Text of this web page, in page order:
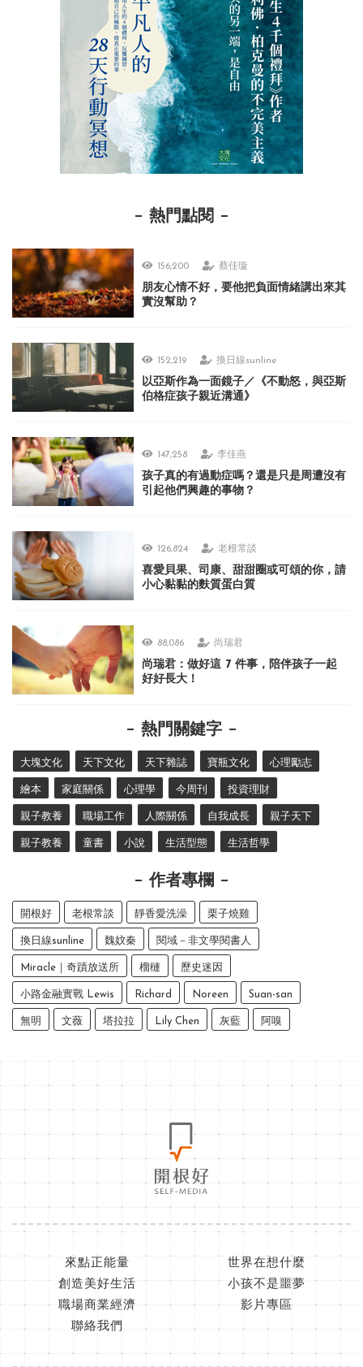
熱門點閱
156,200 蔡佳璇
朋友心情不好，要他把負面情緒講出來其
實沒幫助？
152,219 換日線sunline
以亞斯作為一面鏡子／《不動怒，與亞斯
伯格症孩子親近溝通》
147,258 李佳燕
孩子真的有過動症嗎？還是只是周遭沒有
引起他們興趣的事物？
126,824 老根常談
喜愛貝果、司康、甜甜圈或可頌的你，請
小心黏黏的麩質蛋白質
88,086 尚瑞君
尚瑞君：做好這 7 件事，陪伴孩子一起
好好長大！
熱門關鍵字
大塊文化 天下文化 天下雜誌 寶瓶文化 心理勵志
繪本 家庭關係 心理學 今周刊 投資理財
親子教養 職場工作 人際關係 自我成長 親子天下
親子教養 童書 小說 生活型態 生活哲學
作者專欄
開根好 老根常談 靜香愛洗澡 栗子燒雞
換日線sunline 魏妏秦 閱域－非文學閱書人
Miracle｜奇蹟放送所 榴槤 歷史迷因
小路金融實戰 Lewis Richard Noreen Suan-san
無明 文薇 塔拉拉 Lily Chen 灰藍 阿嗅
來點正能量
世界在想什麼
創造美好生活
小孩不是噩夢
職場商業經濟
影片專區
聯絡我們